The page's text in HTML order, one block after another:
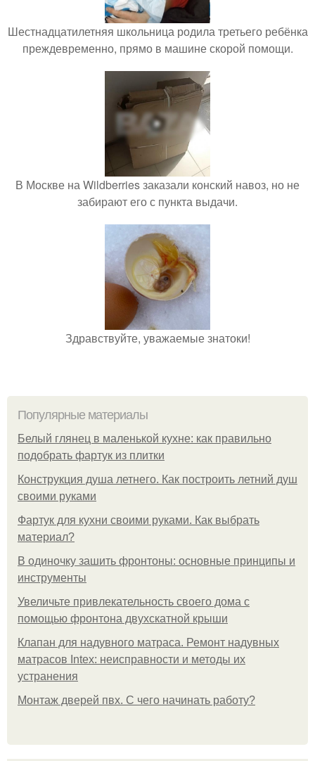
Шестнадцатилетняя школьница родила третьего ребёнка
преждевременно, прямо в машине скорой помощи.
В Москве на Wildberries заказали конский навоз, но не
забирают его с пункта выдачи.
Здравствуйте, уважаемые знатоки!
Популярные материалы
Белый глянец в маленькой кухне: как правильно
подобрать фартук из плитки
Конструкция душа летнего. Как построить летний душ
своими руками
Фартук для кухни своими руками. Как выбрать
материал?
В одиночку зашить фронтоны: основные принципы и
инструменты
Увеличьте привлекательность своего дома с
помощью фронтона двухскатной крыши
Клапан для надувного матраса. Ремонт надувных
матрасов Intex: неисправности и методы их
устранения
Монтаж дверей пвх. С чего начинать работу?